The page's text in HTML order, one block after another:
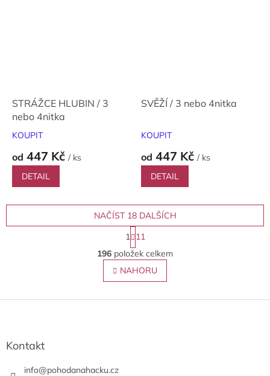
STRÁŽCE HLUBIN / 3
nebo 4nitka
KOUPIT
od 447 Kč / ks
DETAIL
SVĚŽÍ / 3 nebo 4nitka
KOUPIT
od 447 Kč / ks
DETAIL
O
v
l
á
NAČÍST 18 DALŠÍCH
S
t
r
á
n
k
v
1 11
196 položek celkem
NAHORU
Z
Kontakt
info@pohodanahacku.cz